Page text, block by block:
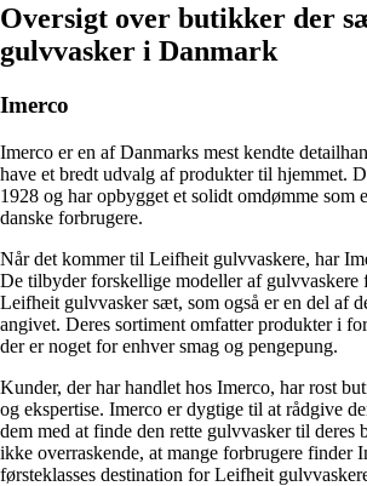
Oversigt over butikker der
gulvvasker i Danmark
Imerco
Imerco er en af Danmarks mest kendte
have et bredt udvalg af produkter til hjemmet.
1928 og har opbygget et solidt omdømme som
danske forbrugere.
Når det kommer til Leifheit gulvvaskere, har
De tilbyder forskellige modeller af
Leifheit gulvvasker sæt, som også er en del af
angivet. Deres sortiment omfatter produkter i
der er noget for enhver smag og pengepung.
Kunder, der har handlet hos Imerco, har rost
og ekspertise. Imerco er dygtige til at rådgive
dem med at finde den rette gulvvasker til deres
ikke overraskende, at mange forbrugere finder
førsteklasses destination for Leifheit